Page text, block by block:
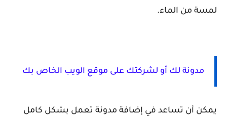
لمسة من الماء.
مدونة لك أو لشركتك على موقع الويب الخاص بك
يمكن أن تساعد في إضافة مدونة تعمل بشكل كامل